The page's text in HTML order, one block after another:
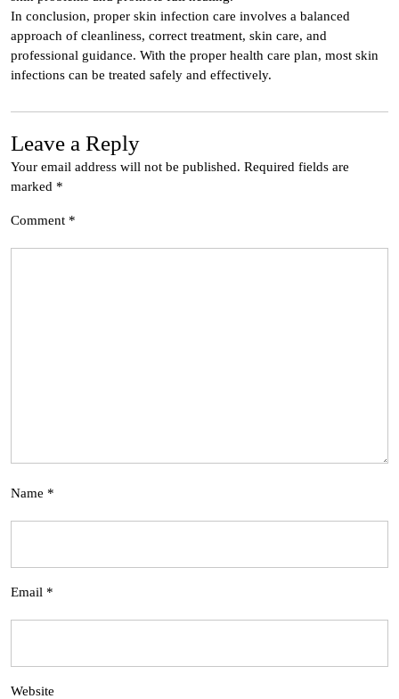
In conclusion, proper skin infection care involves a balanced
approach of cleanliness, correct treatment, skin care, and
professional guidance. With the proper health care plan, most skin
infections can be treated safely and effectively.
Leave a Reply
Your email address will not be published. Required fields are
marked *
Comment *
Name *
Email *
Website